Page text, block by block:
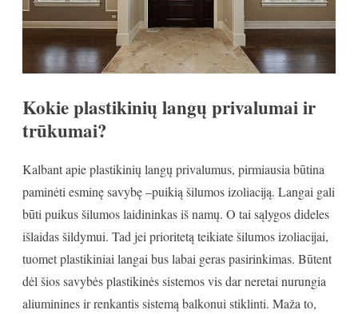
Kokie plastikinių langų privalumai ir
trūkumai?
Kalbant apie plastikinių langų privalumus, pirmiausia būtina
paminėti esminę savybę –puikią šilumos izoliaciją. Langai gali
būti puikus šilumos laidininkas iš namų. O tai sąlygos dideles
išlaidas šildymui. Tad jei prioritetą teikiate šilumos izoliacijai,
tuomet plastikiniai langai bus labai geras pasirinkimas. Būtent
dėl šios savybės plastikinės sistemos vis dar neretai nurungia
aliuminines ir renkantis sistemą balkonui stiklinti. Maža to,